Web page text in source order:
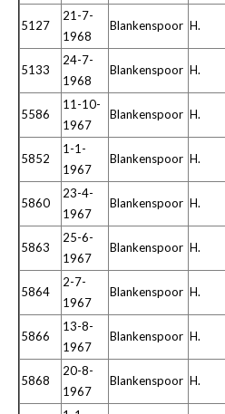
5127
21-7-
1968
Blankenspoor H.
5133
24-7-
1968
Blankenspoor H.
5586
11-10-
1967
Blankenspoor H.
5852
1-1-
1967
Blankenspoor H.
5860
23-4-
1967
Blankenspoor H.
5863
25-6-
1967
Blankenspoor H.
5864
2-7-
1967
Blankenspoor H.
5866
13-8-
1967
Blankenspoor H.
5868
20-8-
1967
Blankenspoor H.